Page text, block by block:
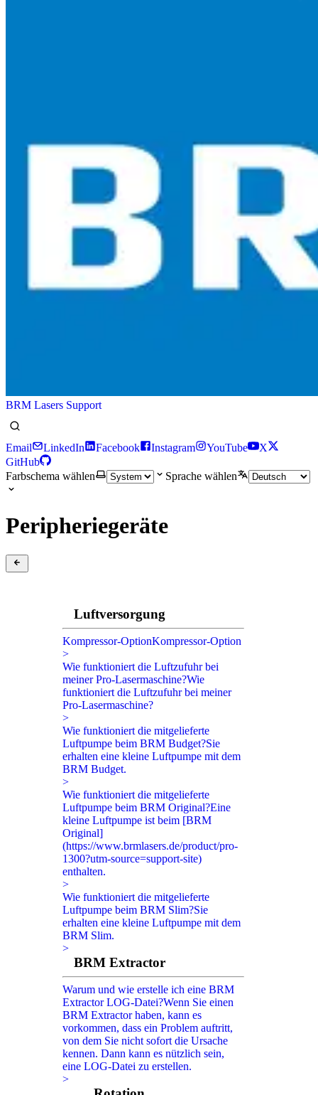
BRM Lasers Support
Email LinkedIn Facebook Instagram YouTube
X
GitHub
Farbschema wählen
Sprache wählen
Peripheriegeräte
Luftversorgung
Kompressor-OptionKompressor-Option
>
Wie funktioniert die Luftzufuhr bei
meiner Pro-Lasermaschine?Wie
funktioniert die Luftzufuhr bei meiner
Pro-Lasermaschine?
>
Wie funktioniert die mitgelieferte
Luftpumpe beim BRM Budget?Sie
erhalten eine kleine Luftpumpe mit dem
BRM Budget.
>
Wie funktioniert die mitgelieferte
Luftpumpe beim BRM Original?Eine
kleine Luftpumpe ist beim [BRM
Original]
(https://www.brmlasers.de/product/pro-
1300?utm-source=support-site)
enthalten.
>
Wie funktioniert die mitgelieferte
Luftpumpe beim BRM Slim?Sie
erhalten eine kleine Luftpumpe mit dem
BRM Slim.
>
BRM Extractor
Warum und wie erstelle ich eine BRM
Extractor LOG-Datei?Wenn Sie einen
BRM Extractor haben, kann es
vorkommen, dass ein Problem auftritt,
von dem Sie nicht sofort die Ursache
kennen. Dann kann es nützlich sein,
eine LOG-Datei zu erstellen.
>